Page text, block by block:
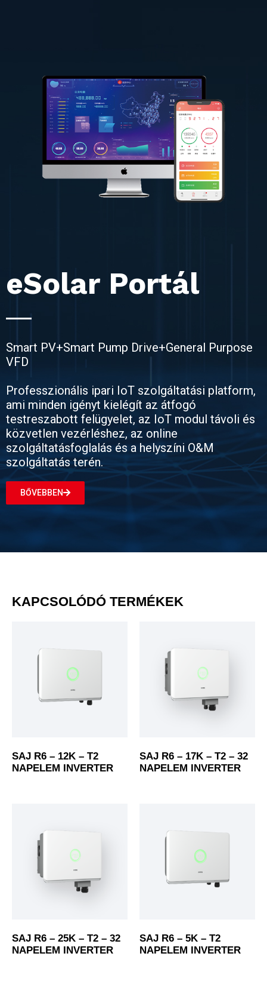
eSolar Portál
Smart PV+Smart Pump Drive+General Purpose
VFD
Professzionális ipari IoT szolgáltatási platform,
ami minden igényt kielégít az átfogó
testreszabott felügyelet, az IoT modul távoli és
közvetlen vezérléshez, az online
szolgáltatásfoglalás és a helyszíni O&M
szolgáltatás terén.
BŐVEBBEN
KAPCSOLÓDÓ TERMÉKEK
SAJ R6 – 12K – T2
NAPELEM INVERTER
SAJ R6 – 17K – T2 – 32
NAPELEM INVERTER
SAJ R6 – 25K – T2 – 32
NAPELEM INVERTER
SAJ R6 – 5K – T2
NAPELEM INVERTER